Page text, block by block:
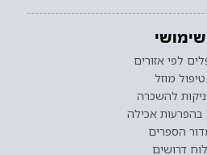
שימושי
לפי אזורים
טיפול מוזל
להשכרה
בהפרעות אכילה
הספרים
לוח דרושים